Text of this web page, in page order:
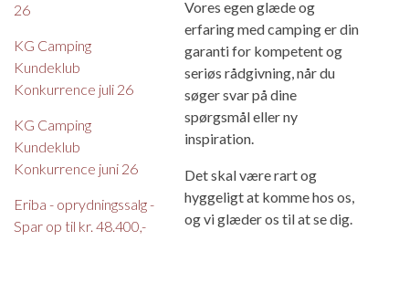
26
KG Camping
Kundeklub
Konkurrence juli 26
KG Camping
Kundeklub
Konkurrence juni 26
Eriba - oprydningssalg -
Spar op til kr. 48.400,-
Vores egen glæde og
erfaring med camping er din
garanti for kompetent og
seriøs rådgivning, når du
søger svar på dine
spørgsmål eller ny
inspiration.
Det skal være rart og
hyggeligt at komme hos os,
og vi glæder os til at se dig.